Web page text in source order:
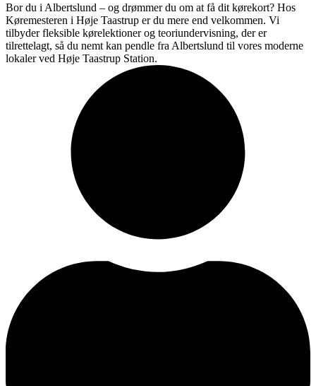
Bor du i Albertslund – og drømmer du om at få dit kørekort? Hos
Køremesteren i Høje Taastrup er du mere end velkommen. Vi
tilbyder fleksible kørelektioner og teoriundervisning, der er
tilrettelagt, så du nemt kan pendle fra Albertslund til vores moderne
lokaler ved Høje Taastrup Station.